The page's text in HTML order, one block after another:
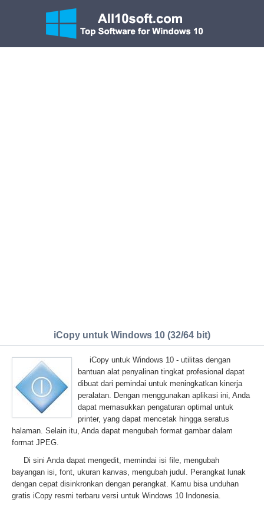
iCopy untuk Windows 10 (32/64 bit)
iCopy untuk Windows 10 - utilitas dengan
bantuan alat penyalinan tingkat profesional dapat
dibuat dari pemindai untuk meningkatkan kinerja
peralatan. Dengan menggunakan aplikasi ini, Anda
dapat memasukkan pengaturan optimal untuk
printer, yang dapat mencetak hingga seratus
halaman. Selain itu, Anda dapat mengubah format gambar dalam
format JPEG.
Di sini Anda dapat mengedit, memindai isi file, mengubah
bayangan isi, font, ukuran kanvas, mengubah judul. Perangkat lunak
dengan cepat disinkronkan dengan perangkat. Kamu bisa unduhan
gratis iCopy resmi terbaru versi untuk Windows 10 Indonesia.